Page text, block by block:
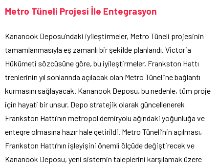
Metro Tüneli Projesi İle Entegrasyon
Kananook Deposu’ndaki iyileştirmeler, Metro Tüneli projesinin
tamamlanmasıyla eş zamanlı bir şekilde planlandı. Victoria
Hükümeti sözcüsüne göre, bu iyileştirmeler, Frankston Hattı
trenlerinin yıl sonlarında açılacak olan Metro Tüneli’ne bağlantı
kurmasını sağlayacak. Kananook Deposu, bu nedenle, tüm proje
için hayati bir unsur. Depo stratejik olarak güncellenerek
Frankston Hattı’nın metropol demiryolu ağındaki yoğunluğa ve
entegre olmasına hazır hale getirildi. Metro Tüneli’nin açılması,
Frankston Hattı’nın işleyişini önemli ölçüde değiştirecek ve
Kananook Deposu, yeni sistemin taleplerini karşılamak üzere